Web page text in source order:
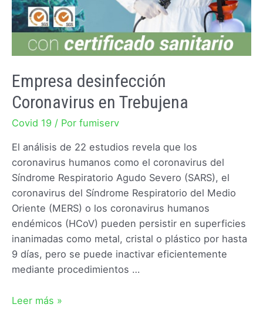
Empresa desinfección
Coronavirus en Trebujena
Covid 19 / Por fumiserv
El análisis de 22 estudios revela que los
coronavirus humanos como el coronavirus del
Síndrome Respiratorio Agudo Severo (SARS), el
coronavirus del Síndrome Respiratorio del Medio
Oriente (MERS) o los coronavirus humanos
endémicos (HCoV) pueden persistir en superficies
inanimadas como metal, cristal o plástico por hasta
9 días, pero se puede inactivar eficientemente
mediante procedimientos …
Leer más »